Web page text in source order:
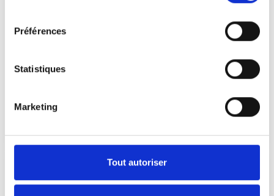
Préférences
Statistiques
Marketing
Tout autoriser